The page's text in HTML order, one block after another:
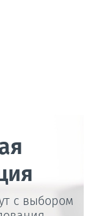
с выбором